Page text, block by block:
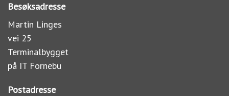
Besøksadresse
Martin Linges
vei 25
Terminalbygget
på IT Fornebu
Postadresse